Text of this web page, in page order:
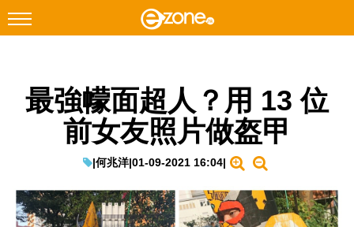
Facebook Instagram
遊戲動漫
教學評測
最強幪面超人？用 13 位
前女友照片做盔甲
|何兆洋|01-09-2021 16:04|